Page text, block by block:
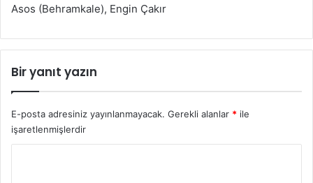
Asos (Behramkale), Engin Çakır
Bir yanıt yazın
E-posta adresiniz yayınlanmayacak. Gerekli alanlar * ile
işaretlenmişlerdir